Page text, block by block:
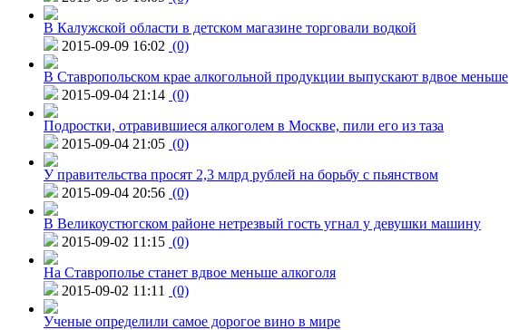
В Калужской области в детском магазине торговали водкой
2015-09-09 16:02 (0)
В Ставропольском крае алкогольной продукции выпускают вдвое меньше
2015-09-04 21:14 (0)
Подростки, отравившиеся алкоголем в Москве, пили его из таза
2015-09-04 21:05 (0)
У правительства просят 2,3 млрд рублей на борьбу с пьянством
2015-09-04 20:56 (0)
В Великоустюгском районе нетрезвый гость угнал у девушки машину
2015-09-02 11:15 (0)
На Ставрополье станет вдвое меньше алкоголя
2015-09-02 11:11
(0)
Ученые определили самое дорогое вино в мире